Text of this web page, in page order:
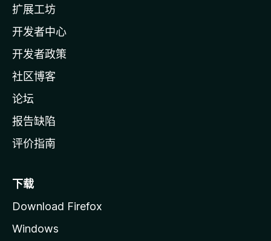
a
主
页
扩展工坊
开发者中心
开发者政策
社区博客
论坛
报告缺陷
评价指南
下载
Download Firefox
Windows